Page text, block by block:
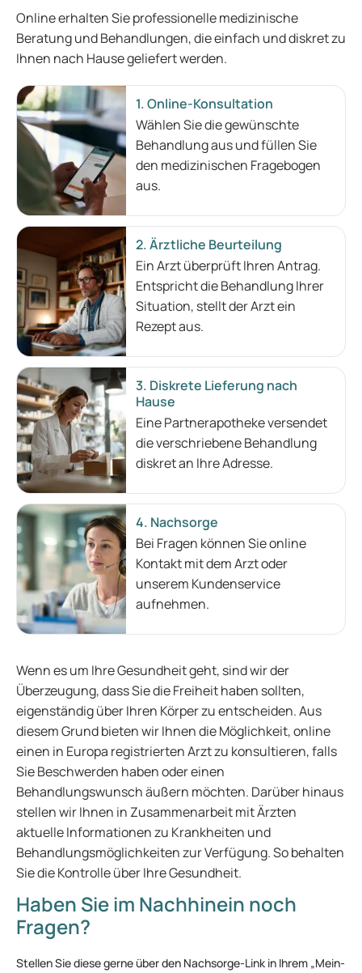
Online erhalten Sie professionelle medizinische
Beratung und Behandlungen, die einfach und diskret zu
Ihnen nach Hause geliefert werden.
1. Online-Konsultation
Wählen Sie die gewünschte
Behandlung aus und füllen Sie
den medizinischen Fragebogen
aus.
2. Ärztliche Beurteilung
Ein Arzt überprüft Ihren Antrag.
Entspricht die Behandlung Ihrer
Situation, stellt der Arzt ein
Rezept aus.
3. Diskrete Lieferung nach
Hause
Eine Partnerapotheke versendet
die verschriebene Behandlung
diskret an Ihre Adresse.
4. Nachsorge
Bei Fragen können Sie online
Kontakt mit dem Arzt oder
unserem Kundenservice
aufnehmen.
Wenn es um Ihre Gesundheit geht, sind wir der
Überzeugung, dass Sie die Freiheit haben sollten,
eigenständig über Ihren Körper zu entscheiden. Aus
diesem Grund bieten wir Ihnen die Möglichkeit, online
einen in Europa registrierten Arzt zu konsultieren, falls
Sie Beschwerden haben oder einen
Behandlungswunsch äußern möchten. Darüber hinaus
stellen wir Ihnen in Zusammenarbeit mit Ärzten
aktuelle Informationen zu Krankheiten und
Behandlungsmöglichkeiten zur Verfügung. So behalten
Sie die Kontrolle über Ihre Gesundheit.
Haben Sie im Nachhinein noch
Fragen?
Stellen Sie diese gerne über den Nachsorge-Link in Ihrem „Mein-